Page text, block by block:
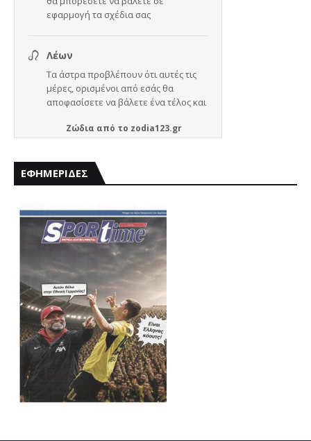
Ζώδια από το zodia123.gr
ΕΦΗΜΕΡΙΔΕΣ